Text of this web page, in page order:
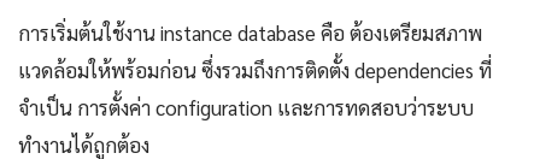
การเริ่มต้นใช้งาน instance database คือ ต้องเตรียมสภาพ
แวดล้อมให้พร้อมก่อน ซึ่งรวมถึงการติดตั้ง dependencies ที่
จำเป็น การตั้งค่า configuration และการทดสอบว่าระบบ
ทำงานได้ถูกต้อง